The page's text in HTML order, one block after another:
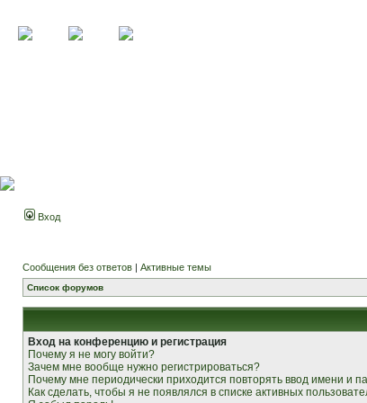
Вход
Сообщения без ответов | Активные темы
Список форумов
Вход на конференцию и регистрация
Почему я не могу войти?
Зачем мне вообще нужно регистрироваться?
Почему мне периодически приходится повторять ввод имени и
Как сделать, чтобы я не появлялся в списке активных